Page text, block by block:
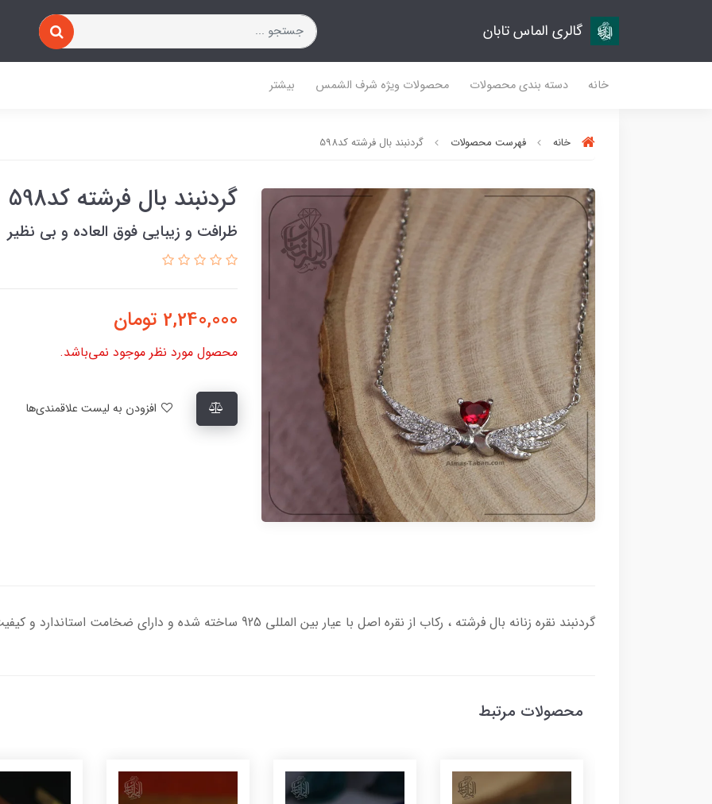
گالری الماس تابان
خانه دسته بندی محصولات محصولات ویژه شرف الشمس بیشتر
خانه فهرست محصولات گردنبند بال فرشته کد598
گردنبند بال فرشته کد598
ظرافت و زیبایی فوق العاده و بی نظیر
2,240,000 تومان
محصول مورد نظر موجود نمی‌باشد.
گردنبند نقره زنانه بال فرشته ، رکاب از نقره اصل با عیار بین المللی 925 ساخته شده و دارای ضخامت استاندارد و کیفیت بالایی می‌باشد.
محصولات مرتبط